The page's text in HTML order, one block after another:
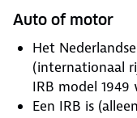
Auto of motor
Het
(internationaal
IRB model
Een IRB is